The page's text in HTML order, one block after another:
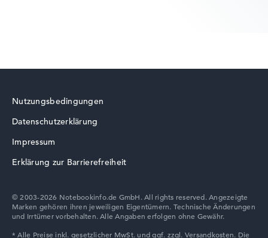
Lenovo Chromebook
Nutzungsbedingungen
Datenschutzerklärung
Impressum
Erklärung zur Barrierefreiheit
© 2003-2026 Notebookinfo.de GmbH. All rights reserved. Angezeigte
Marken gehören ihren jeweiligen Eigentümern. Technische Änderungen
und Irrtümer vorbehalten. Alle Angaben erfolgen ohne Gewähr.